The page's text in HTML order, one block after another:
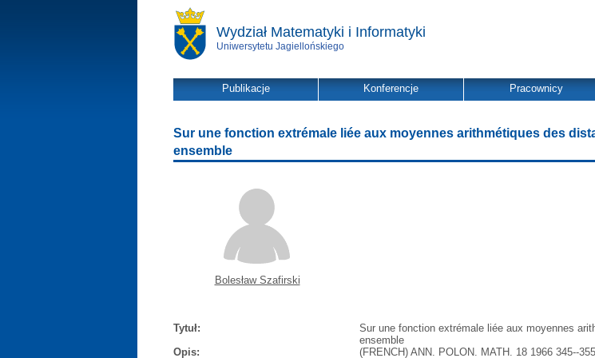
Wydział Matematyki i Informatyki
Uniwersytetu Jagiellońskiego
Publikacje Konferencje Pracownicy
Sur une fonction extrémale liée aux moyennes arithmétiques des
ensemble
Bolesław Szafirski
Tytuł:
Sur une fonction extrémale liée aux moyennes
ensemble
Opis:
(FRENCH) ANN. POLON. MATH. 18 1966 345--355